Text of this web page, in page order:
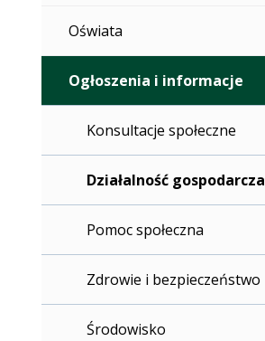
Oświata
Ogłoszenia i informacje
Konsultacje społeczne
Działalność gospodarcza
Pomoc społeczna
Zdrowie i bezpieczeństwo
Środowisko